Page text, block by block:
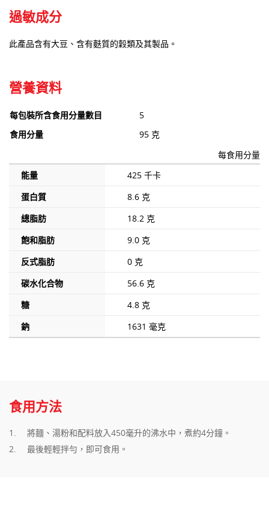
過敏成分
此產品含有大豆、含有麩質的穀類及其製品。
營養資料
每包裝所含食用分量數目
5
食用分量
95 克
每食用分量
能量
425 千卡
蛋白質
8.6 克
總脂肪
18.2 克
飽和脂肪
9.0 克
反式脂肪
0 克
碳水化合物
56.6 克
糖
4.8 克
鈉
1631 毫克
食用方法
將麵、湯粉和配料放入450毫升的沸水中，煮約4分鐘。
最後輕輕拌勻，即可食用。